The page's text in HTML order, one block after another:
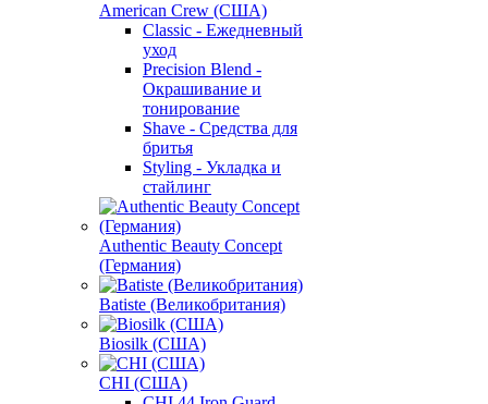
American Crew (США)
Classic - Ежедневный
уход
Precision Blend -
Окрашивание и
тонирование
Shave - Средства для
бритья
Styling - Укладка и
стайлинг
Authentic Beauty Concept
(Германия)
Batiste (Великобритания)
Biosilk (США)
CHI (США)